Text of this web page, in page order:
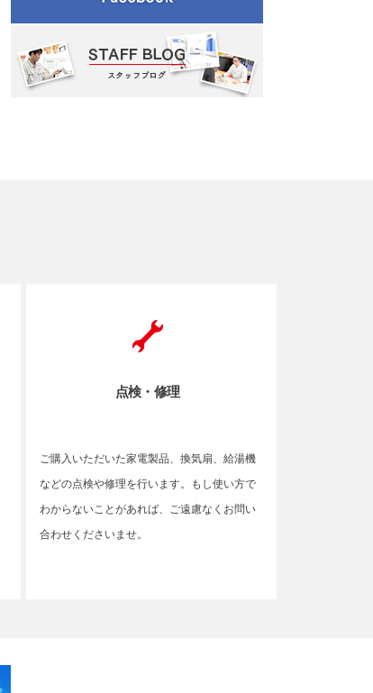
点検・修理
ご購入いただいた家電製品、換気扇、給湯機
などの点検や修理を行います。もし使い方で
わからないことがあれば、ご遠慮なくお問い
合わせくださいませ。